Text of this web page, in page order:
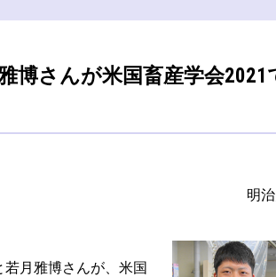
博さんが米国畜産学会
明
月雅博さんが、米国